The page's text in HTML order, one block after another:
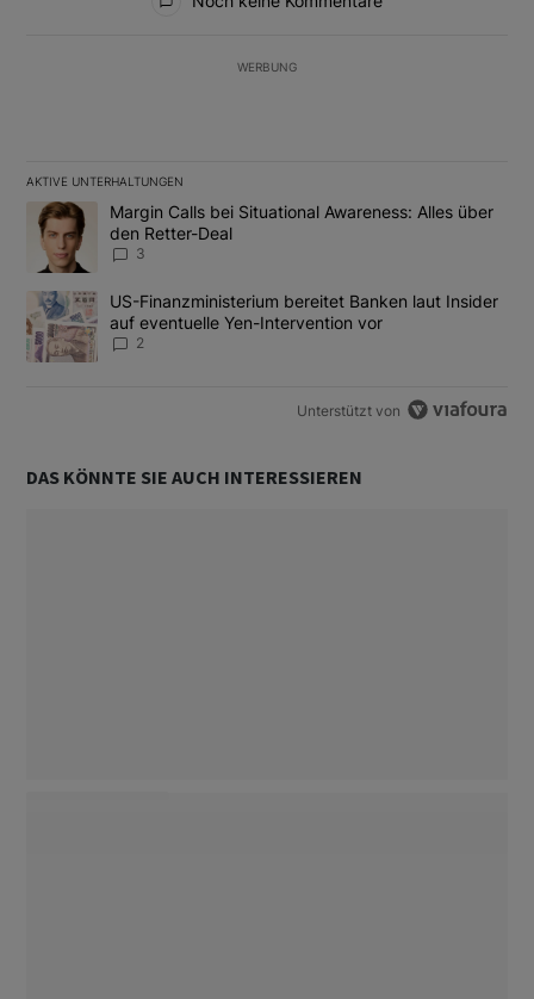
WERBUNG
AKTIVE UNTERHALTUNGEN
Das Folgende ist eine Liste der am meisten kommentierten
Ein Trendartikel mit dem Titel "Margin Calls bei Situational
Margin Calls bei Situational Awareness: Alles über
den Retter-Deal
3
Ein Trendartikel mit dem Titel "US-Finanzministerium bereitet
US-Finanzministerium bereitet Banken laut Insider
auf eventuelle Yen-Intervention vor
2
Unterstützt von
DAS KÖNNTE SIE AUCH INTERESSIEREN